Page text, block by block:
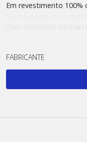
Em revestimento
FABRICANTE